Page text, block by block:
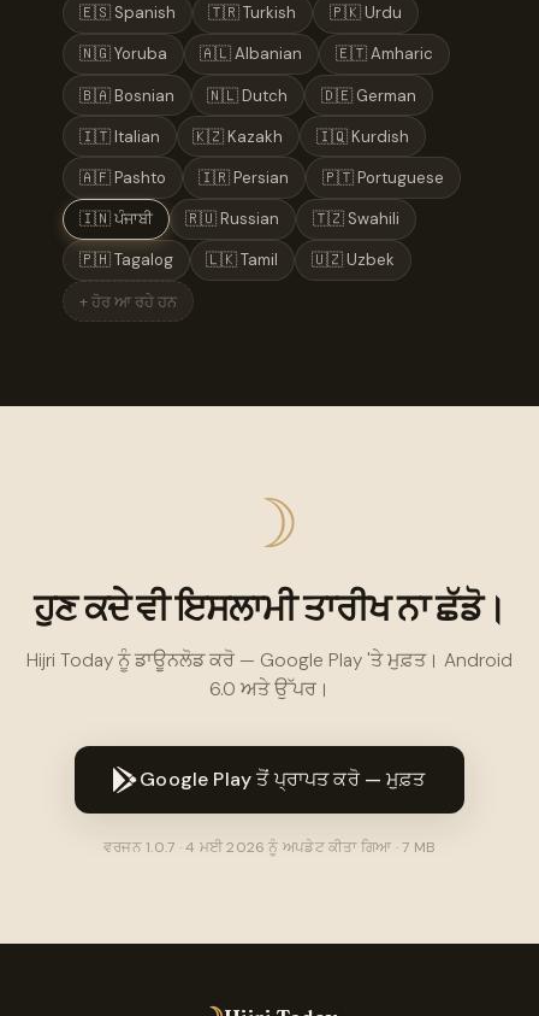
🇪🇸 Spanish 🇹🇷 Turkish 🇵🇰 Urdu
🇳🇬 Yoruba 🇦🇱 Albanian 🇪🇹 Amharic
🇧🇦 Bosnian 🇳🇱 Dutch 🇩🇪 German
🇮🇹 Italian 🇰🇿 Kazakh 🇮🇶 Kurdish
🇦🇫 Pashto 🇮🇷 Persian 🇵🇹 Portuguese
🇮🇳 ਪੰਜਾਬੀ 🇷🇺 Russian 🇹🇿 Swahili
🇵🇭 Tagalog 🇱🇰 Tamil 🇺🇿 Uzbek
+ ਹੋਰ ਆ ਰਹੇ ਹਨ
☽
ਹੁਣ ਕਦੇ ਵੀ ਇਸਲਾਮੀ ਤਾਰੀਖ ਨਾ ਛੱਡੋ।
Hijri Today ਨੂੰ ਡਾਊਨਲੋਡ ਕਰੋ — Google Play 'ਤੇ ਮੁਫ਼ਤ। Android
6.0 ਅਤੇ ਉੱਪਰ।
Google Play ਤੋਂ ਪ੍ਰਾਪਤ ਕਰੋ — ਮੁਫ਼ਤ
ਵਰਜਨ 1.0.7 · 4 ਮਈ 2026 ਨੂੰ ਅਪਡੇਟ ਕੀਤਾ ਗਿਆ · 7 MB